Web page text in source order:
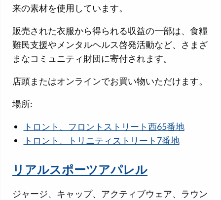
来の素材を使用しています。
販売された衣服から得られる収益の一部は、食糧
難民支援やメンタルヘルス啓発活動など、さまざ
まなコミュニティ財団に寄付されます。
店頭またはオンラインでお買い物いただけます。
場所:
トロント、フロントストリート西65番地
トロント、トリニティストリート7番地
リアルスポーツアパレル
ジャージ、キャップ、アクティブウェア、ラウン